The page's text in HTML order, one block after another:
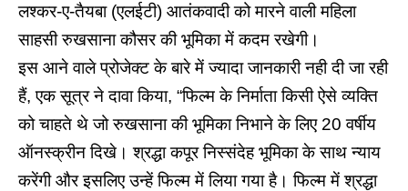
लश्कर-ए-तैयबा (एलईटी) आतंकवादी को मारने वाली महिला
साहसीरुखसाना कौसरकी भूमिका में कदम रखेगी।
इस आने वाले प्रोजेक्ट के बारे में ज्यादा जानकारी नही दी जा रही
हैं, एक सूत्र ने दावा किया, “फिल्म के निर्माता किसी ऐसे व्यक्ति
को चाहते थे जो रुखसाना की भूमिका निभाने के लिए 20 वर्षीय
ऑनस्क्रीन दिखे। श्रद्धा कपूर निस्संदेह भूमिका के साथ न्याय
करेंगी और इसलिए उन्हें फिल्म में लिया गया है। फिल्म में श्रद्धा